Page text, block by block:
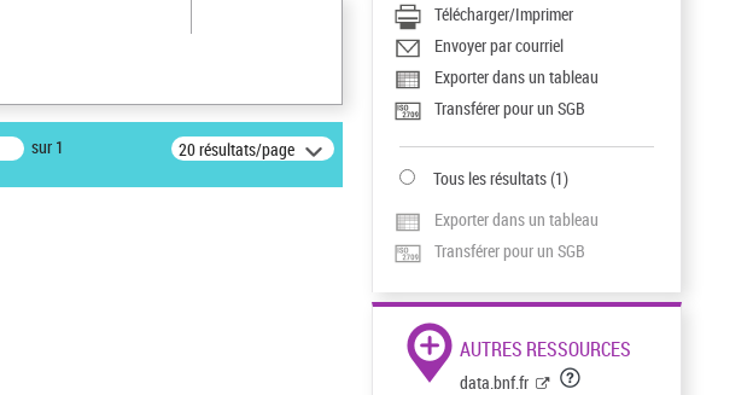
sur 1 20 résultats/page
Télécharger/Imprimer
Envoyer par courriel
Exporter dans un tableau
Transférer pour un SGB
Tous les résultats(1)
Exporter dans un tableau
Transférer pour un SGB
AUTRES RESSOURCES
data.bnf.fr